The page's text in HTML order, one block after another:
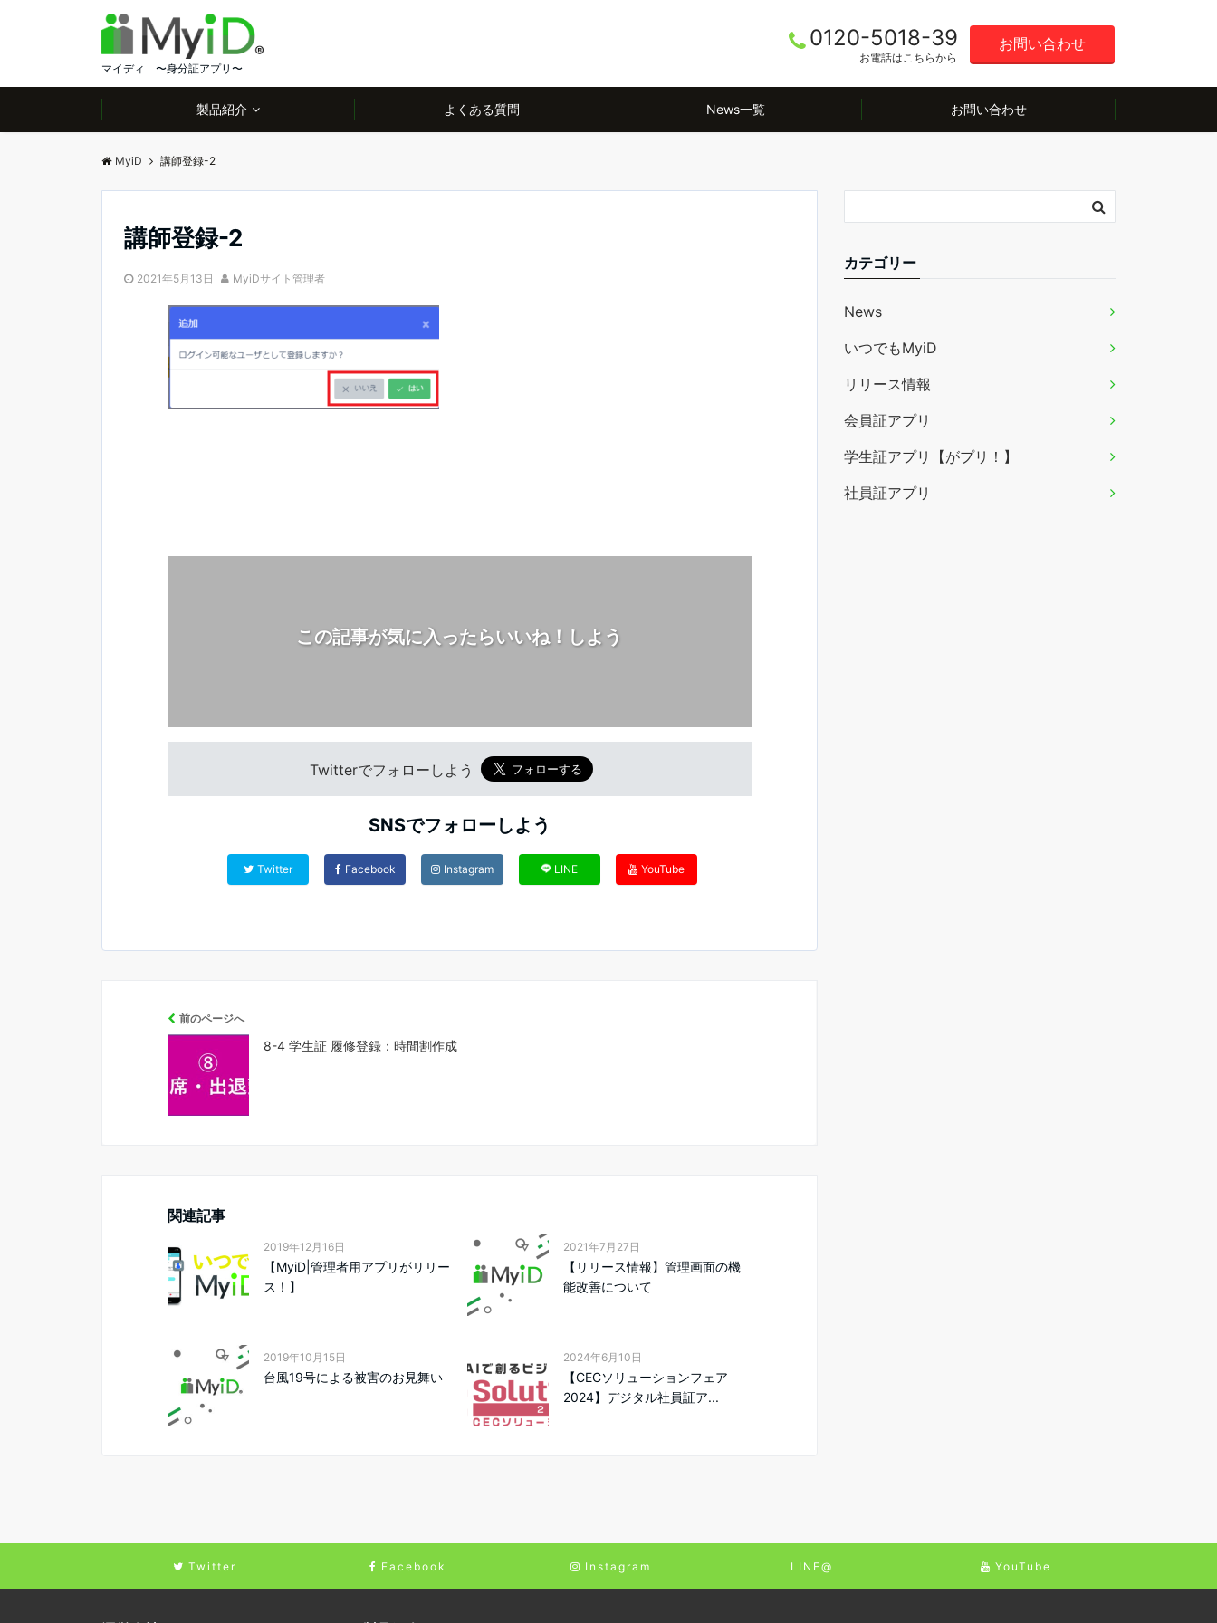
マイディ 〜身分証アプリ〜
0120-5018-39
お電話はこちらから
お問い合わせ
製品紹介 よくある質問 News一覧 お問い合わせ
MyiD 講師登録-2
講師登録-2
2021年5月13日 MyiDサイト管理者
この記事が気に入ったらいいね！しよう
Twitterでフォローしよう
SNSでフォローしよう
Twitter Facebook Instagram LINE YouTube
前のページへ
8-4 学生証 履修登録：時間割作成
関連記事
2019年12月16日
【MyiD|管理者用アプリがリリー
ス！】
2021年7月27日
【リリース情報】管理画面の機
能改善について
2019年10月15日
台風19号による被害のお見舞い
2024年6月10日
【CECソリューションフェア
2024】デジタル社員証ア...
カテゴリー
News
いつでもMyiD
リリース情報
会員証アプリ
学生証アプリ【がプリ！】
社員証アプリ
Twitter Facebook Instagram LINE@ YouTube